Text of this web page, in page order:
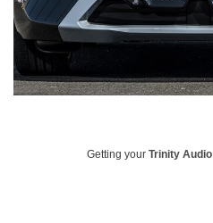
Getting your Trinity Audio